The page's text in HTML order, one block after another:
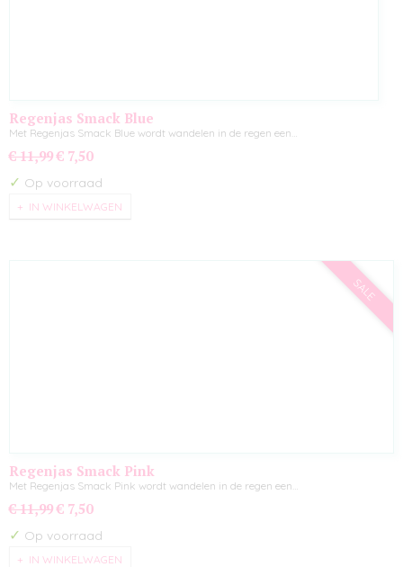
Regenjas Smack Blue
Met Regenjas Smack Blue wordt wandelen in de regen een…
€ 11,99 € 7,50
✓ Op voorraad
IN WINKELWAGEN
SALE
Regenjas Smack Pink
Met Regenjas Smack Pink wordt wandelen in de regen een…
€ 11,99 € 7,50
✓ Op voorraad
IN WINKELWAGEN